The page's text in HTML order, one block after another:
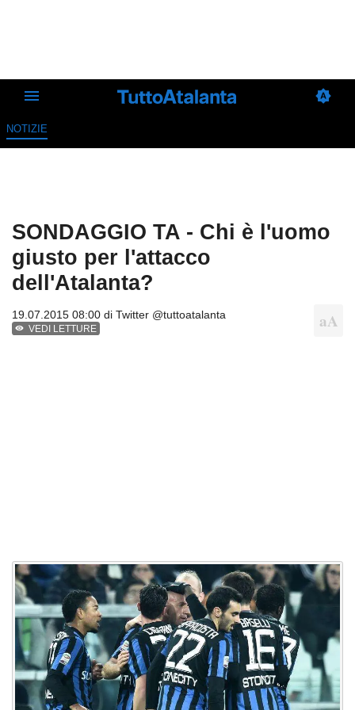
NOTIZIE
SONDAGGIO TA - Chi è l'uomo
giusto per l'attacco
dell'Atalanta?
19.07.2015 08:00 di Twitter @tuttoatalanta
VEDI LETTURE